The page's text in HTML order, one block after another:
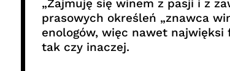
„Zajmuję się winem z pasji i z
prasowych określeń „znawca
enologów, więc nawet
tak czy inaczej.